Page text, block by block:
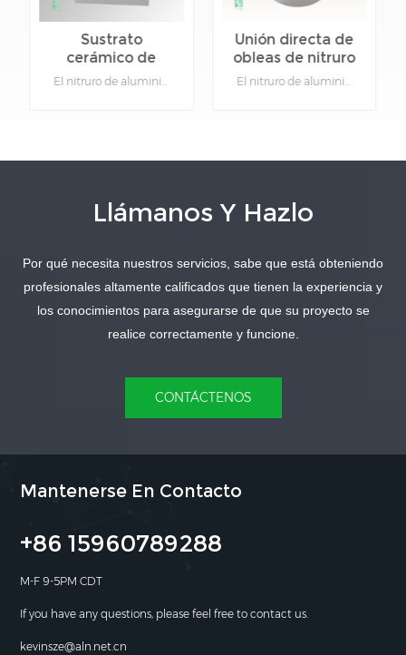
Sustrato
cerámico de
nitruro de
El nitruro de aluminio es un sustrato duro, de alta pureza, denso y no poroso. Ofrece excelente conductividad térmica y uniformidad, resistencia superior a la humedad y a los productos químicos, y excelente adaptabilidad a diferentes tamaños y formas.Detalles del producto:Material: Nitruro de aluminioFunción: Cerámica de aislamiento y disipación de calor.Tipo: Cerámica.Color: Gris.Se puede personalizar: Sí, proporcione dibujos de productos específicos.
APRENDE MÁS
Unión directa de
obleas de nitruro
de aluminio
El nitruro de aluminio es un sustrato duro, de alta pureza, denso y no poroso. Ofrece excelente conductividad térmica y uniformidad, resistencia superior a la humedad y a los productos químicos, y excelente adaptabilidad a diferentes tamaños y formas.Detalles del producto:Material: Nitruro de aluminioFunción: Cerámica de aislamiento y disipación de calor.Tipo: Cerámica.Color: Gris.Se puede personalizar: Sí, proporcione dibujos de productos específicos.
APRENDE MÁS
Llámanos Y Hazlo
Por qué necesita nuestros servicios, sabe que está obteniendo
profesionales altamente calificados que tienen la experiencia y
los conocimientos para asegurarse de que su proyecto se
realice correctamente y funcione.
CONTÁCTENOS
Mantenerse En Contacto
+86 15960789288
M-F 9-5PM CDT
If you have any questions, please feel free to contact us.
kevinsze@aln.net.cn